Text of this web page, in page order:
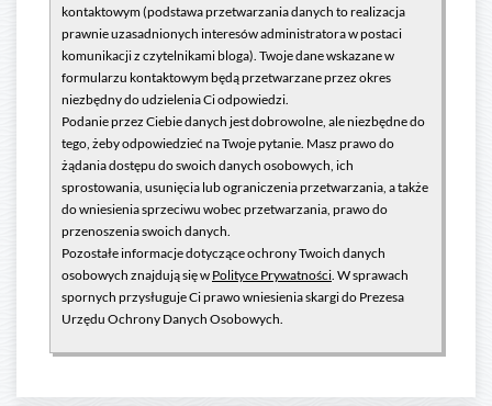
kontaktowym (podstawa przetwarzania danych to realizacja
prawnie uzasadnionych interesów administratora w postaci
komunikacji z czytelnikami bloga). Twoje dane wskazane w
formularzu kontaktowym będą przetwarzane przez okres
niezbędny do udzielenia Ci odpowiedzi.
Podanie przez Ciebie danych jest dobrowolne, ale niezbędne do
tego, żeby odpowiedzieć na Twoje pytanie. Masz prawo do
żądania dostępu do swoich danych osobowych, ich
sprostowania, usunięcia lub ograniczenia przetwarzania, a także
do wniesienia sprzeciwu wobec przetwarzania, prawo do
przenoszenia swoich danych.
Pozostałe informacje dotyczące ochrony Twoich danych
osobowych znajdują się w Polityce Prywatności. W sprawach
spornych przysługuje Ci prawo wniesienia skargi do Prezesa
Urzędu Ochrony Danych Osobowych.